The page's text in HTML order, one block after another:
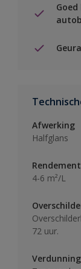
Afwerking
Halfglans
Rendement
4-6 m²/L
72 uur.
Verdunning